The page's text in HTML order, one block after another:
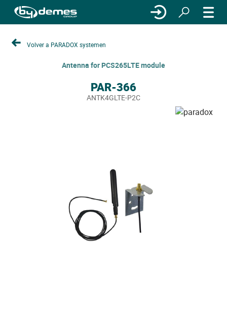
Volver a PARADOX systemen
Antenna for PCS265LTE module
PAR-366
ANTK4GLTE-P2C